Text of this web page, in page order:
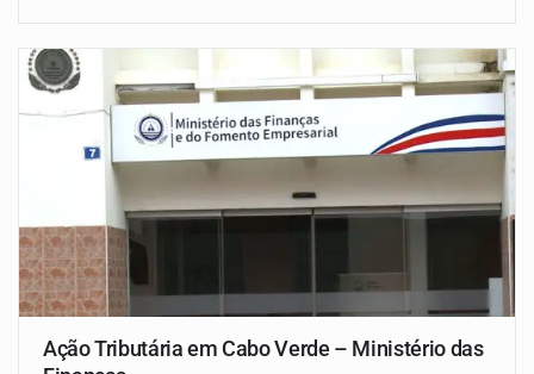
Ação Tributária em Cabo Verde – Ministério das